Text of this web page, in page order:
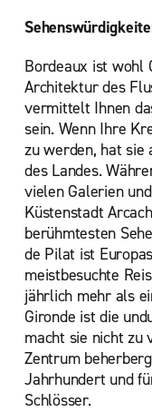
Bordeaux ist wohl
Architektur des
vermittelt Ihnen
sein. Wenn Ihre
zu werden, hat sie
des Landes.
vielen Galerien
Küstenstadt
berühmtesten
de Pilat ist
meistbesuchte
jährlich mehr als
Gironde ist die
macht sie nicht zu
Zentrum
Jahrhundert und
Schlösser.